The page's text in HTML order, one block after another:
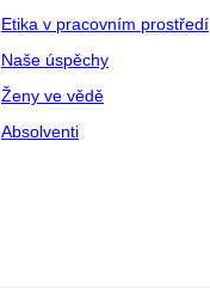
Etika v pracovním prostředí
Naše úspěchy
Ženy ve vědě
Absolventi